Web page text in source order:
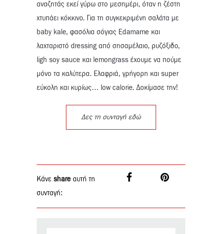
αναζητάς εκεί γύρω στο μεσημέρι, όταν η ζέστη
χτυπάει κόκκινο. Για τη συγκεκριμένη σαλάτα με
baby kale, φασόλια σόγιας Edamame και
λαχταριστό dressing από σησαμέλαιο, ρυζόξιδο,
ligh soy sauce και lemongrass έχουμε να πούμε
μόνο τα καλύτερα. Ελαφριά, γρήγορη και super
εύκολη και κυρίως… low calorie. Δοκίμασε την!
Δες τη συνταγή εδώ
Κάνε share αυτή τη
συνταγή: